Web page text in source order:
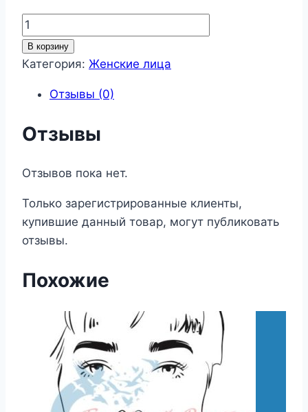
Количество
товара
Женские
105
В корзину
Категория: Женские лица
Отзывы (0)
Отзывы
Отзывов пока нет.
Только зарегистрированные клиенты,
купившие данный товар, могут публиковать
отзывы.
Похожие